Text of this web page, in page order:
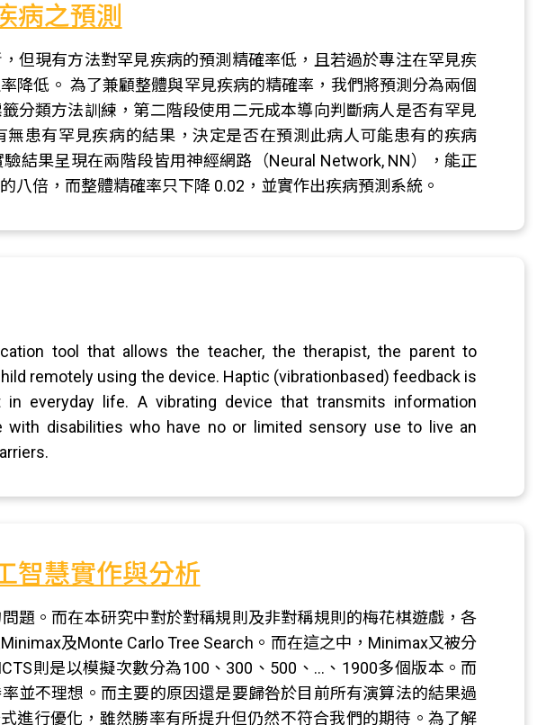
病之預測
但現有方法對罕見疾病的預測精確率低，且若過於專注在罕見疾
降低。 為了兼顧整體與罕見疾病的精確率，我們將預測分為兩個
分類方法訓練，第二階段使用二元成本導向判斷病人是否有罕見
患有罕見疾病的結果，決定是否在預測此病人可能患有的疾病
結果呈現在兩階段皆用神經網路（Neural Network, NN），能正
八倍，而整體精確率只下降 0.02，並實作出疾病預測系統。
tool that allows the teacher, the therapist, the parent to
remotely using the device. Haptic (vibrationbased) feedback is
in everyday life. A vibrating device that transmits information
with disabilities who have no or limited sensory use to live an
智慧實作與分析
題。而在本研究中對於對稱規則及非對稱規則的梅花棋遊戲，各
及Monte Carlo Tree Search。而在這之中，Minimax又被分
則是以模擬次數分為100、300、500、…、1900多個版本。而
並不理想。而主要的原因還是要歸咎於目前所有演算法的結果過
進行優化，雖然勝率有所提升但仍然不符合我們的期待。為了解